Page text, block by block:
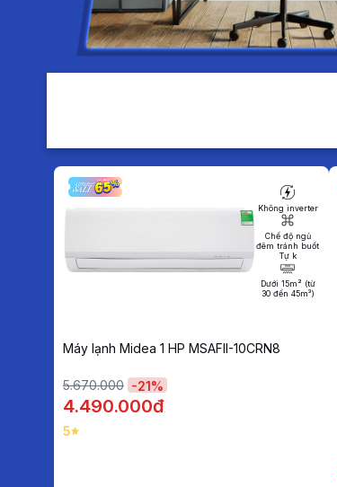
Không inverter
Chế độ ngủ
đêm tránh buốt
Tự k
Dưới 15m² (từ
30 đến 45m³)
Máy lạnh Midea 1 HP MSAFII-10CRN8
5.670.000 -21%
4.490.000đ
5